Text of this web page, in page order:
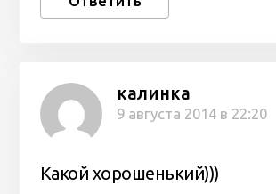
калинка
9 августа 2014 в 22:20
Какой хорошенький)))